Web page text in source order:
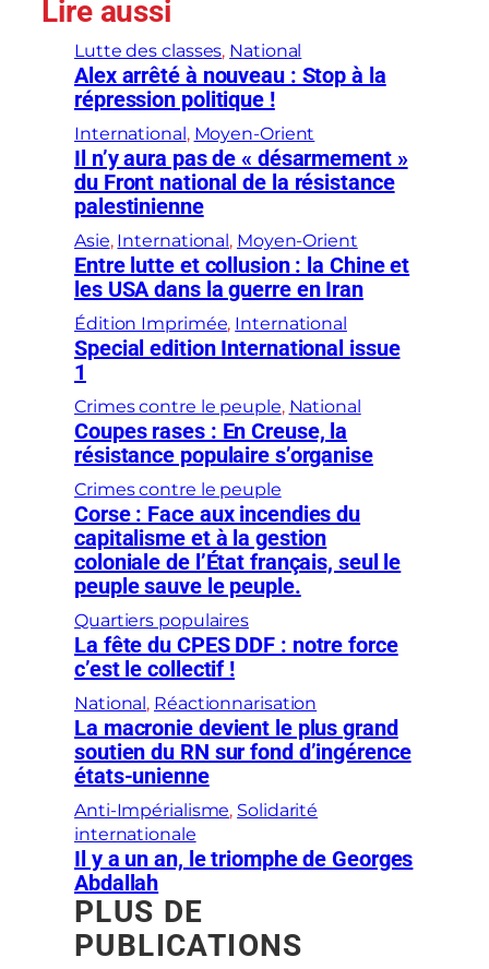
Lire aussi
Lutte des classes, National
Alex arrêté à nouveau : Stop à la
répression politique !
International , Moyen-Orient
Il n’y aura pas de « désarmement »
du Front national de la résistance
palestinienne
Asie, International , Moyen-Orient
Entre lutte et collusion : la Chine et
les USA dans la guerre en Iran
Édition Imprimée, International
Special edition International issue
1
Crimes contre le peuple, National
Coupes rases : En Creuse, la
résistance populaire s’organise
Crimes contre le peuple
Corse : Face aux incendies du
capitalisme et à la gestion
coloniale de l’État français, seul le
peuple sauve le peuple.
Quartiers populaires
La fête du CPES DDF : notre force
c’est le collectif !
National , Réactionnarisation
La macronie devient le plus grand
soutien du RN sur fond d’ingérence
états-unienne
Anti-Impérialisme, Solidarité
internationale
Il y a un an, le triomphe de Georges
Abdallah
PLUS DE
PUBLICATIONS